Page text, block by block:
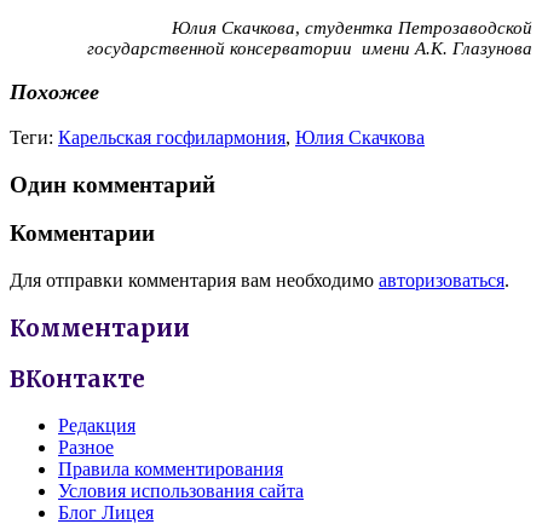
Юлия Скачкова, студентка Петрозаводской
государственной консерватории имени А.К. Глазунова
Похожее
Теги: Карельская госфилармония, Юлия Скачкова
Один комментарий
Комментарии
Для отправки комментария вам необходимо авторизоваться.
Комментарии
ВКонтакте
Редакция
Разное
Правила комментирования
Условия использования сайта
Блог Лицея